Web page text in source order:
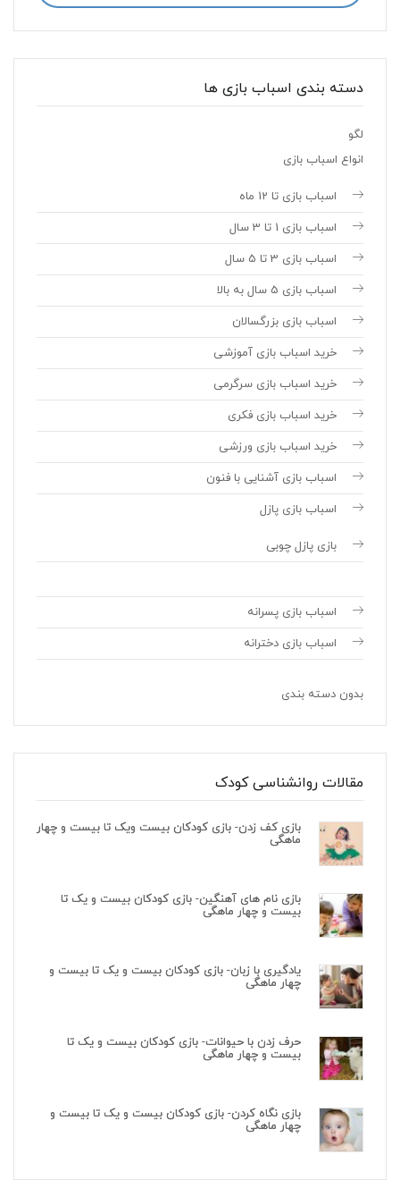
دسته بندی اسباب بازی ها
لگو
انواع اسباب بازی
اسباب بازی تا 12 ماه
اسباب بازی 1 تا 3 سال
اسباب بازی 3 تا 5 سال
اسباب بازی 5 سال به بالا
اسباب بازی بزرگسالان
خرید اسباب بازی آموزشی
خرید اسباب بازی سرگرمی
خرید اسباب بازی فکری
خرید اسباب بازی ورزشی
اسباب بازی آشنایی با فنون
اسباب بازی پازل
بازی پازل چوبی
اسباب بازی پسرانه
اسباب بازی دخترانه
بدون دسته بندی
مقالات روانشناسی کودک
بازی کف زدن- بازی کودکان بیست ویک تا بیست و چهار
ماهگی
بازی نام های آهنگین- بازی کودکان بیست و یک تا
بیست و چهار ماهگی
یادگیری با زبان- بازی کودکان بیست و یک تا بیست و
چهار ماهگی
حرف زدن با حیوانات- بازی کودکان بیست و یک تا
بیست و چهار ماهگی
بازی نگاه کردن- بازی کودکان بیست و یک تا بیست و
چهار ماهگی